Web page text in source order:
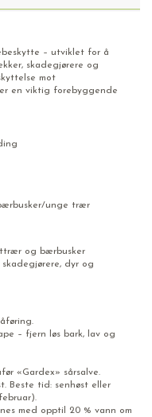
– utviklet for å
skadegjørere og
mot
en viktig forebyggende
unge trær
og bærbusker
dyr og
– fjern løs bark, lav og
«Gardex» sårsalve.
Beste tid: senhøst eller
med opptil 20 % vann om